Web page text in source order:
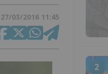
27/03/2016 11:45
2